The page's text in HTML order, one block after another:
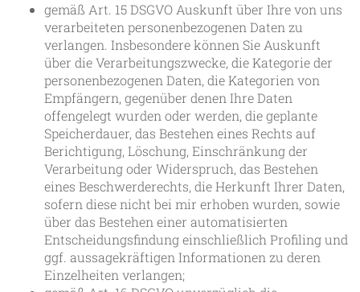
gemäß Art. 15 DSGVO Auskunft über Ihre von uns
verarbeiteten personenbezogenen Daten zu
verlangen. Insbesondere können Sie Auskunft
über die Verarbeitungszwecke, die Kategorie der
personenbezogenen Daten, die Kategorien von
Empfängern, gegenüber denen Ihre Daten
offengelegt wurden oder werden, die geplante
Speicherdauer, das Bestehen eines Rechts auf
Berichtigung, Löschung, Einschränkung der
Verarbeitung oder Widerspruch, das Bestehen
eines Beschwerderechts, die Herkunft Ihrer Daten,
sofern diese nicht bei mir erhoben wurden, sowie
über das Bestehen einer automatisierten
Entscheidungsfindung einschließlich Profiling und
ggf. aussagekräftigen Informationen zu deren
Einzelheiten verlangen;